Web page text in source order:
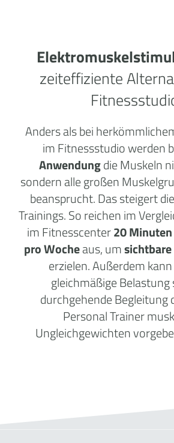
zeiteffiziente
Anders als bei
im Fitnessstudio werden
Anwendungdie Muskeln
sondern alle großen
beansprucht. Das steigert
Trainings. So reichen im
im Fitnesscenter20
pro Wocheaus, um
erzielen. Außerdem
gleichmäßige Belastung
durchgehende Begleitung
Personal Trainer
Ungleichgewichten